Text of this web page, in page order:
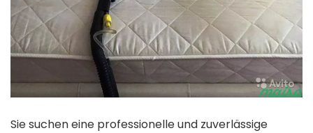
Sie suchen eine professionelle und zuverlässige